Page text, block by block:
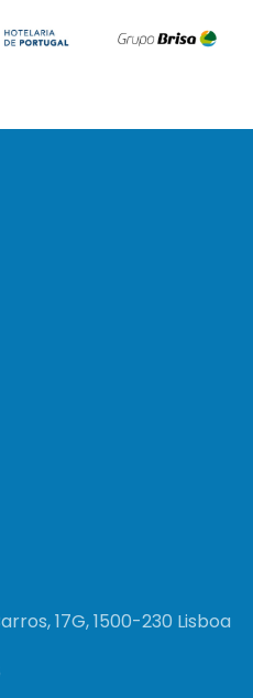
17G, 1500-230 Lisboa